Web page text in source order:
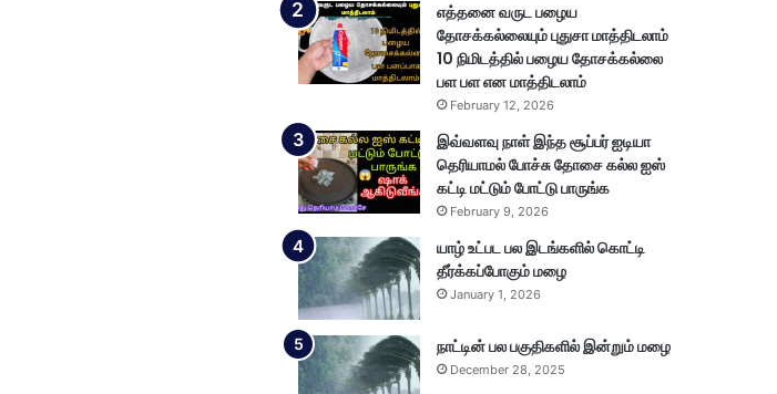
எத்தனை வருட பழைய
தோசக்கல்லையும் புதுசா மாத்திடலாம்
10 நிமிடத்தில் பழைய தோசக்கல்லை
பள பள என மாத்திடலாம்
February 12, 2026
இவ்வளவு நாள் இந்த சூப்பர் ஐடியா
தெரியாமல் போச்சு தோசை கல்ல ஐஸ்
கட்டி மட்டும் போட்டு பாருங்க
February 9, 2026
யாழ் உட்பட பல இடங்களில் கொட்டி
தீர்க்கப்போகும் மழை
January 1, 2026
நாட்டின் பல பகுதிகளில் இன்றும் மழை
December 28, 2025